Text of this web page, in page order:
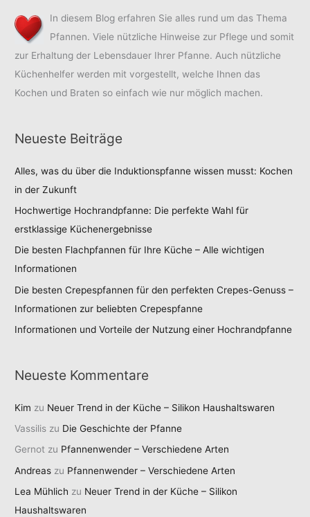
sind
online
In diesem Blog erfahren Sie alles rund um das Thema
Pfannen. Viele nützliche Hinweise zur Pflege und somit
zur Erhaltung der Lebensdauer Ihrer Pfanne. Auch nützliche
Küchenhelfer werden mit vorgestellt, welche Ihnen das
Kochen und Braten so einfach wie nur möglich machen.
Neueste Beiträge
Alles, was du über die Induktionspfanne wissen musst: Kochen
in der Zukunft
Hochwertige Hochrandpfanne: Die perfekte Wahl für
erstklassige Küchenergebnisse
Die besten Flachpfannen für Ihre Küche – Alle wichtigen
Informationen
Die besten Crepespfannen für den perfekten Crepes-Genuss –
Informationen zur beliebten Crepespfanne
Informationen und Vorteile der Nutzung einer Hochrandpfanne
Neueste Kommentare
Kim zu Neuer Trend in der Küche – Silikon Haushaltswaren
Vassilis zu Die Geschichte der Pfanne
Gernot zu Pfannenwender – Verschiedene Arten
Andreas zu Pfannenwender – Verschiedene Arten
Lea Mühlich zu Neuer Trend in der Küche – Silikon
Haushaltswaren